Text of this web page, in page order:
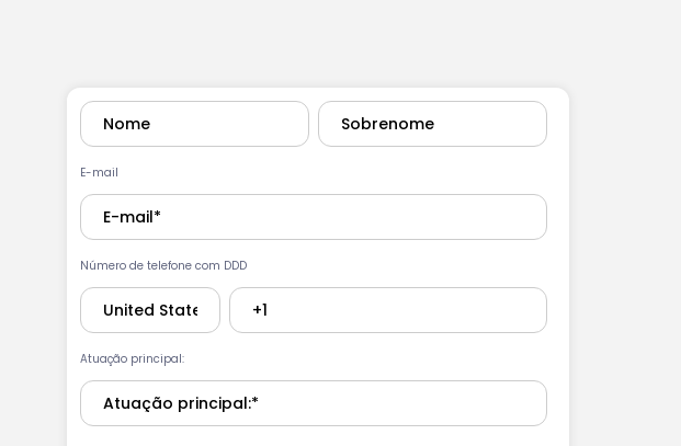
E-mail
Número de telefone com DDD
Atuação principal: